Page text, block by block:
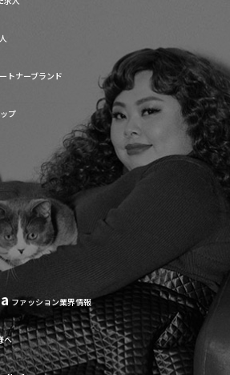
トナーブランド
プ
ファッション業界情報
へ